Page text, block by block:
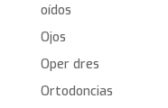
oídos
Ojos
Oper dres
Ortodoncias